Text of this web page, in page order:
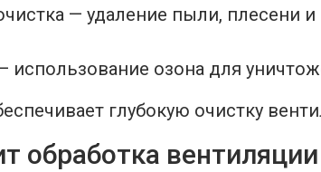
— удаление пыли,
использование озона для
глубокую очистку
обработка вентиляции